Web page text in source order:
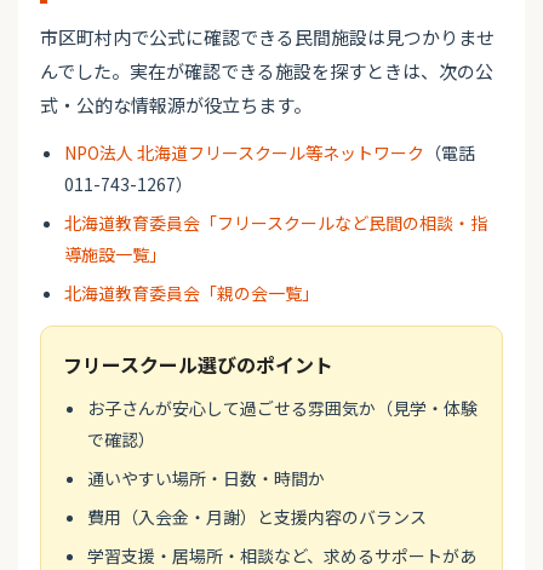
市区町村内で公式に確認できる民間施設は見つかりませ
んでした。実在が確認できる施設を探すときは、次の公
式・公的な情報源が役立ちます。
NPO法人 北海道フリースクール等ネットワーク （電話
011-743-1267）
北海道教育委員会「フリースクールなど民間の相談・指
導施設一覧」
北海道教育委員会「親の会一覧」
フリースクール選びのポイント
お子さんが安心して過ごせる雰囲気か（見学・体験
で確認）
通いやすい場所・日数・時間か
費用（入会金・月謝）と支援内容のバランス
学習支援・居場所・相談など、求めるサポートがあ